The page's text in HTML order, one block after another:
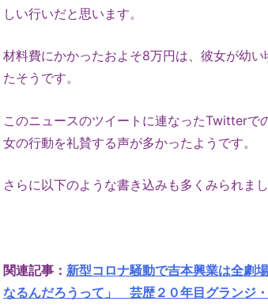
しい行いだと思います。
材料費にかかったおよそ8万円は、彼女が幼
たそうです。
このニュースのツイートに連なったTwitterで
女の行動を礼賛する声が多かったようです。
さらに以下のような書き込みも多くみられまし
関連記事： 新型コロナ騒動で吉本興業は全劇
なるんだろうって」 芸歴２０年目グランジ